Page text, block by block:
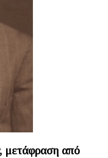
, μετάφραση από